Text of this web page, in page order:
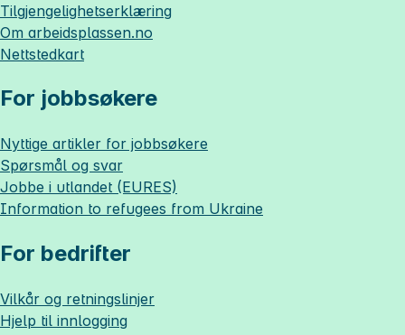
Tilgjengelighetserklæring
Om arbeidsplassen.no
Nettstedkart
For jobbsøkere
Nyttige artikler for jobbsøkere
Spørsmål og svar
Jobbe i utlandet (EURES)
Information to refugees from Ukraine
For bedrifter
Vilkår og retningslinjer
Hjelp til innlogging